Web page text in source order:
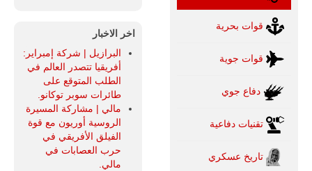
قوات بحرية
قوات جوية
دفاع جوي
تقنيات دفاعية
تاريخ عسكري
اخر الاخبار
البرازيل | شركة إمبراير:
أفريقيا تتصدر العالم في
الطلب المتوقع على
طائرات سوبر توكانو.
مالي | مشاركة المسيرة
الروسية أوريون مع قوة
الفيلق الأفريقي في
حرب العصابات في
مالي.